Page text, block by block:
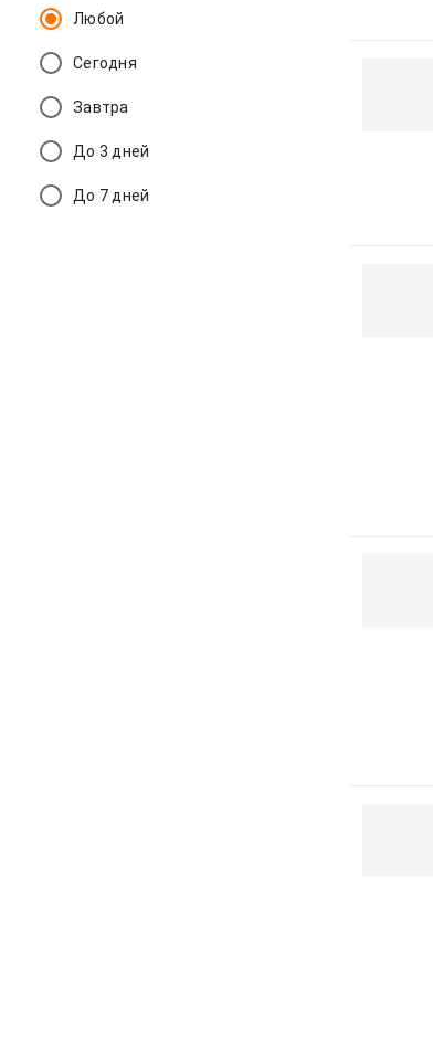
Любой
Сегодня
Завтра
До 3 дней
До 7 дней